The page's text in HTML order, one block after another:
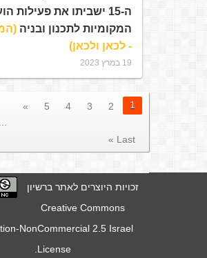
ה-15 ישביתו את פעילות
המקומיות לתכנון ובניה
- לכאן ולכאן)
19 במרץ 2023
1
2
3
4
5
»
Last »
זכויות היוצרים לאתר ברשיון
Creative Commons
NonCommercial 2.5 Israel
License